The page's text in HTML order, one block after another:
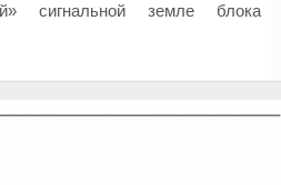
сигнальной земле блока